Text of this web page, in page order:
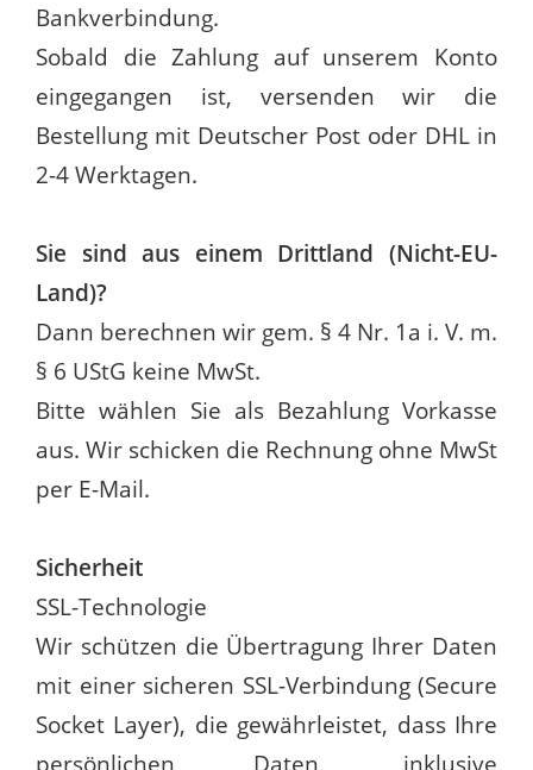
Bankverbindung.
Sobald die Zahlung auf unserem Konto
eingegangen ist, versenden wir die
Bestellung mit Deutscher Post oder DHL in
2-4 Werktagen.
Sie sind aus einem Drittland (Nicht-EU-
Land)?
Dann berechnen wir gem. § 4 Nr. 1a i. V. m.
§ 6 UStG keine MwSt.
Bitte wählen Sie als Bezahlung Vorkasse
aus. Wir schicken die Rechnung ohne MwSt
per E-Mail.
Sicherheit
SSL-Technologie
Wir schützen die Übertragung Ihrer Daten
mit einer sicheren SSL-Verbindung (Secure
Socket Layer), die gewährleistet, dass Ihre
persönlichen Daten, inklusive